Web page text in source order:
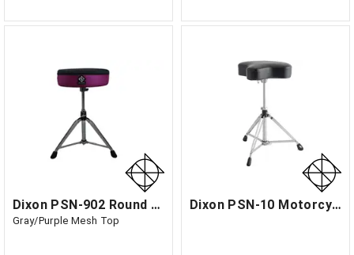
Dixon PSN-902 Round Throne
Gray/Purple Mesh Top
Dixon PSN-10 Motorcycle Throne